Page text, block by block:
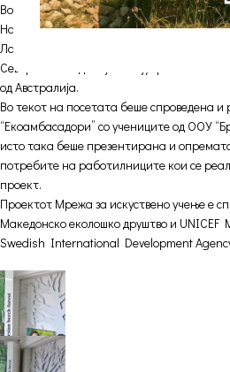
Во рамки на Мрежата за искуствено
Националниот парк Галичица од
Ларсон, Патриција ДиЏовани
Северна Македонија и Стјуарт Колхаген
од Австралија.
Во текот на посетата беше спроведена
“Екоамбасадори” со учениците од ООУ
исто така беше презентирана и
потребите на работилниците кои се
проект.
Проектот Мрежа за искуствено учење е
Македонско еколошко друштво и UNICEF
Swedish International Development